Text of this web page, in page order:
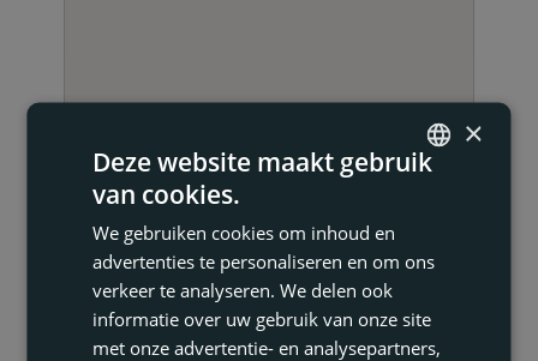
NEEM CONTACT OP
GERMAN
×
Deze website maakt gebruik
van cookies.
We gebruiken cookies om inhoud en
advertenties te personaliseren en om ons
verkeer te analyseren. We delen ook
informatie over uw gebruik van onze site
met onze advertentie- en analysepartners,